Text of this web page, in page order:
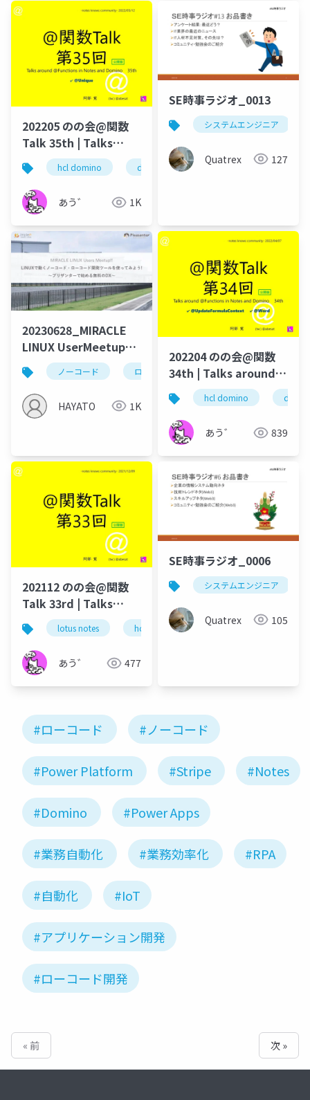
202205 のの会@関数
Talk 35th | Talks
around @Functions
in Notes and Domino
hcl domino dominoforever hcl notes
あう゛ 1K
SE時事ラジオ_0013
システムエンジニア
Quatrex 127
20230628_MIRACLE
LINUX UserMeetupセ
ミナー ノーコード ローコード プリザンター
HAYATO 1K
202204 のの会@関数
34th | Talks around
@Functions in Notes
and Domino
hcl domino
あう゛ 839
202112 のの会@関数
Talk 33rd | Talks
around @Functions
in Notes and Domino
lotus notes hcl technologies notes domino
あう゛ 477
SE時事ラジオ_0006
システムエンジニア
Quatrex 105
#ローコード #ノーコード
#Power Platform #Stripe #Notes
#Domino #Power Apps
#業務自動化 #業務効率化 #RPA
#自動化 #IoT
#アプリケーション開発
#ローコード開発
« 前 次 »